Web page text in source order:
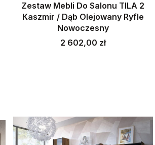
Zestaw Mebli Do Salonu TILA 2
Kaszmir / Dąb Olejowany Ryfle
Nowoczesny
Cena
2 602,00 zł